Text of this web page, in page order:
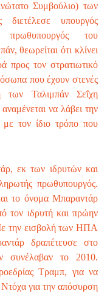
Συμβούλιο) των
υπουργός
πρωθυπουργός του
θεωρείται ότι κλίνει
προς τον στρατιωτικό
που έχουν στενές
των Ταλιμπάν Σεΐχη
να λάβει την
τον ίδιο τρόπο που
εκ των ιδρυτών και
πρωθυπουργός.
το όνομα Μπαραντάρ
τον ιδρυτή και πρώην
την εισβολή των ΗΠΑ
δραπέτευσε στο
συνέλαβαν το 2010.
Τραμπ, για να
Ντόχα για την απόσυρση